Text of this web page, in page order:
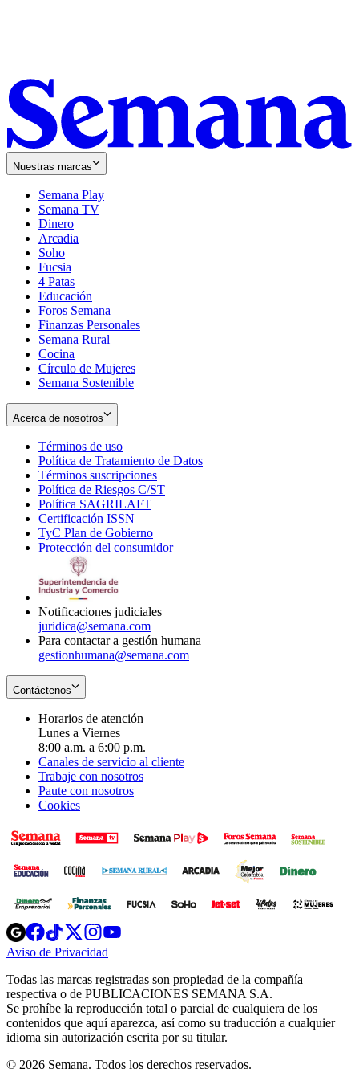
Nuestras marcas
Semana Play
Semana TV
Dinero
Arcadia
Soho
in
new
window
Fucsia
in
new
window
4 Patas
Educación
Foros Semana
Finanzas Personales
Semana Rural
Cocina
Círculo de Mujeres
Semana Sostenible
Acerca de nosotros
Términos de uso
in
new
window
Política de Tratamiento de Datos
Términos suscripciones
in
Política de Riesgos C/ST
Política SAGRILAFT
new
window
Certificación ISSN
in
new
TyC Plan de Gobierno
in
Protección del consumidorOpens
Notificaciones judiciales
juridica@semana.com
Para contactar a gestión humana
gestionhumana@semana.com
Contáctenos
Horarios de atención
Lunes a Viernes
8:00 a.m. a 6:00 p.m.
Canales de servicio al cliente
Trabaje con nosotros
Paute con nosotros
Cookies
Opens
in
new
Opens
in
new
Opens
in
new
window
Opens
new
windowwindow
Aviso de Privacidad
new
window
Todas las marcas registradas son propiedad de la compañía
respectiva o de PUBLICACIONES SEMANA S.A.
Se prohíbe la reproducción total o parcial de cualquiera de los
contenidos que aquí aparezca, así como su traducción a cualquier
idioma sin autorización escrita por su titular.
© 2026 Semana. Todos los derechos reservados.